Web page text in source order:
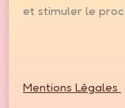
et stimuler le
Mentions Légales